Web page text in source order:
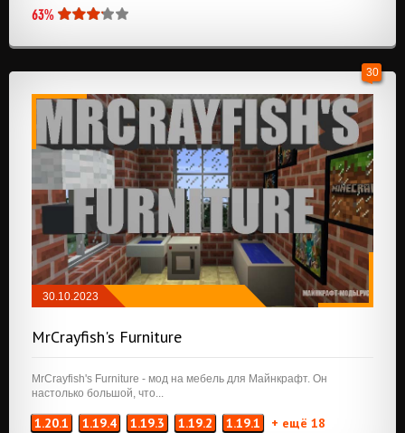
63%
30.10.2023
MrCrayfish's Furniture
MrCrayfish's Furniture - мод на мебель для Майнкрафт. Он
настолько большой, что...
1.20.1 1.19.4 1.19.3 1.19.2 1.19.1 + ещё 18
30